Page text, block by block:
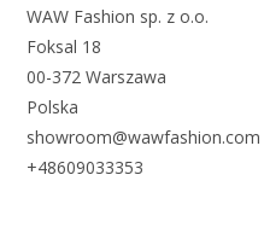
WAW Fashion sp. z o.o.
Foksal 18
00-372 Warszawa
Polska
showroom@wawfashion.com
+48609033353